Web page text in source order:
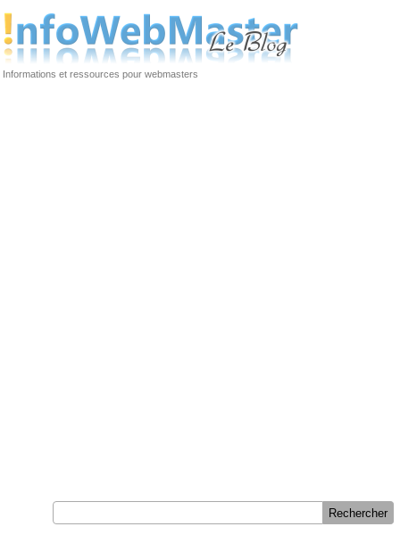
Informations et ressources pour webmasters